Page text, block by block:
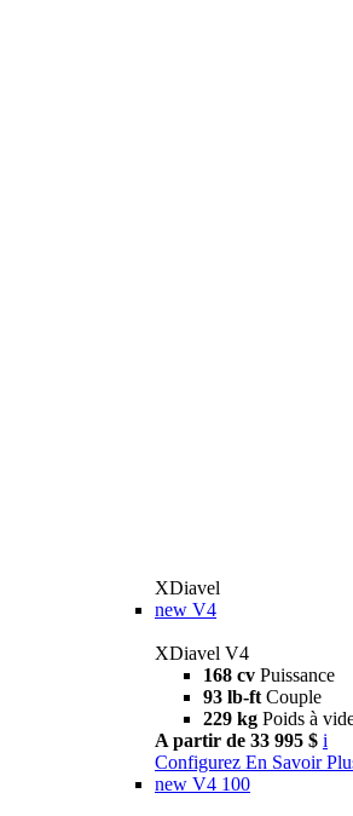
XDiavel
new V4
XDiavel V4
168 cv Puissance
93 lb-ft Couple
229 kg Poids à
A partir de 33 995 $ i
Configurez En Savoir
new V4 100